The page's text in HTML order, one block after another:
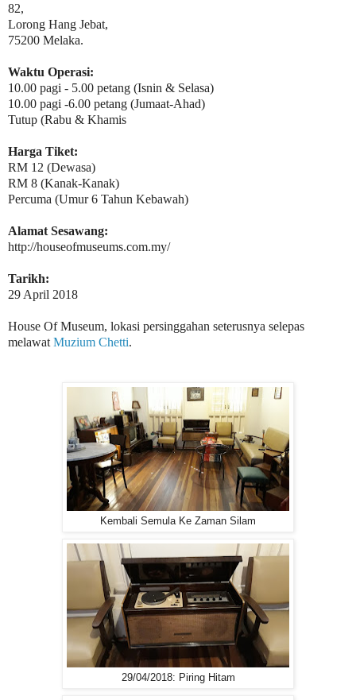
82,
Lorong Hang Jebat,
75200 Melaka.
Waktu Operasi:
10.00 pagi - 5.00 petang (Isnin & Selasa)
10.00 pagi -6.00 petang (Jumaat-Ahad)
Tutup (Rabu & Khamis
Harga Tiket:
RM 12 (Dewasa)
RM 8 (Kanak-Kanak)
Percuma (Umur 6 Tahun Kebawah)
Alamat Sesawang:
http://houseofmuseums.com.my/
Tarikh:
29 April 2018
House Of Museum, lokasi persinggahan seterusnya selepas
melawat Muzium Chetti.
Kembali Semula Ke Zaman Silam
29/04/2018: Piring Hitam